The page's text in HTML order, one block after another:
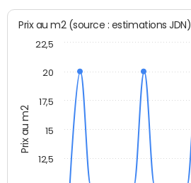
Prix au m2
Prix au m2 (source : estimations JDN)
12,5
15
17,5
20
22,5